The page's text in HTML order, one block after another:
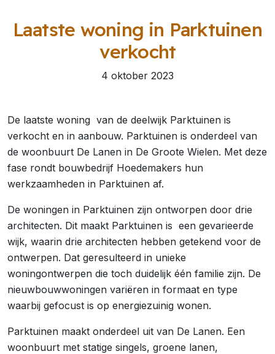
Laatste woning in Parktuinen
verkocht
4 oktober 2023
De laatste woning van de deelwijk Parktuinen is
verkocht en in aanbouw. Parktuinen is onderdeel van
de woonbuurt De Lanen in De Groote Wielen. Met deze
fase rondt bouwbedrijf Hoedemakers hun
werkzaamheden in Parktuinen af.
De woningen in Parktuinen zijn ontworpen door drie
architecten. Dit maakt Parktuinen is een gevarieerde
wijk, waarin drie architecten hebben getekend voor de
ontwerpen. Dat geresulteerd in unieke
woningontwerpen die toch duidelijk één familie zijn. De
nieuwbouwwoningen variëren in formaat en type
waarbij gefocust is op energiezuinig wonen.
Parktuinen maakt onderdeel uit van De Lanen. Een
woonbuurt met statige singels, groene lanen,